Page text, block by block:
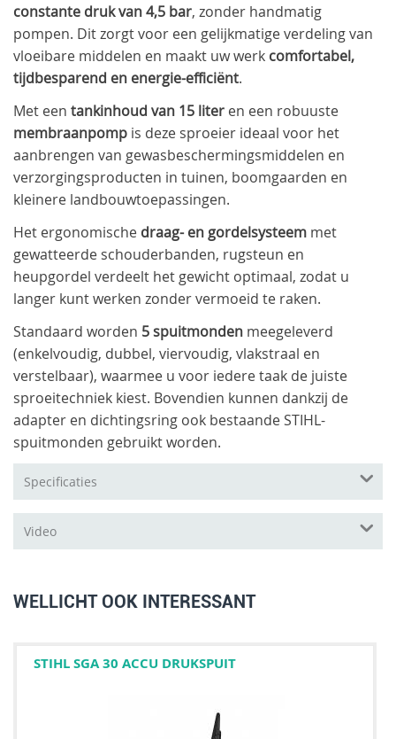
constante druk van 4,5 bar, zonder handmatig
pompen. Dit zorgt voor een gelijkmatige verdeling van
vloeibare middelen en maakt uw werk comfortabel,
tijdbesparend en energie-efficiënt.
Met een tankinhoud van 15 liter en een robuuste
membraanpomp is deze sproeier ideaal voor het
aanbrengen van gewasbeschermingsmiddelen en
verzorgingsproducten in tuinen, boomgaarden en
kleinere landbouwtoepassingen.
Het ergonomische draag- en gordelsysteem met
gewatteerde schouderbanden, rugsteun en
heupgordel verdeelt het gewicht optimaal, zodat u
langer kunt werken zonder vermoeid te raken.
Standaard worden 5 spuitmonden meegeleverd
(enkelvoudig, dubbel, viervoudig, vlakstraal en
verstelbaar), waarmee u voor iedere taak de juiste
sproeitechniek kiest. Bovendien kunnen dankzij de
adapter en dichtingsring ook bestaande STIHL-
spuitmonden gebruikt worden.
Specificaties
Video
WELLICHT OOK INTERESSANT
STIHL SGA 30 ACCU DRUKSPUIT